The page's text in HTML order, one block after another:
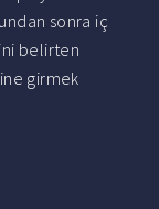
sonra iç
belirten
girmek